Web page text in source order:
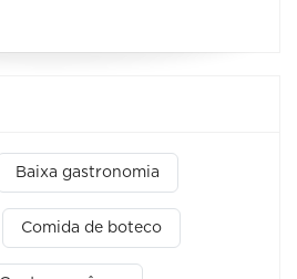
Baixa gastronomia
Comida de boteco